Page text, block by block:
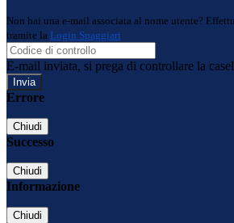
Non hai una e-mail associata al nome utente?
tramite la Login Spaggiari
E-mail inviata, si prega di controllare la
Errore
Chiudi
Successo
Chiudi
Informazione
Chiudi